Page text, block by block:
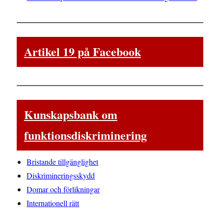
Artikel 19 på Facebook
Kunskapsbank om
funktionsdiskriminering
Bristande tillgänglighet
Diskrimineringsskydd
Domar och förlikningar
Internationell rätt